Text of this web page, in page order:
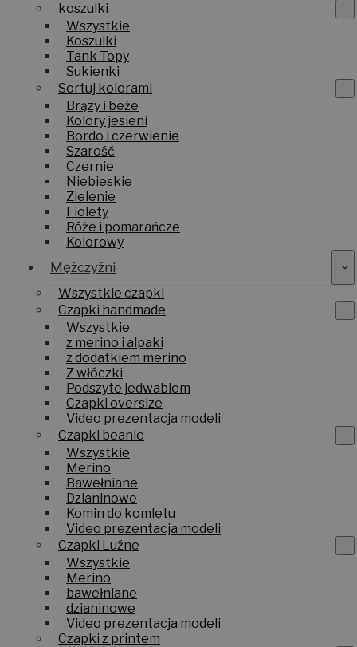
koszulki
Wszystkie
Koszulki
Tank Topy
Sukienki
Sortuj kolorami
Brązy i beże
Kolory jesieni
Bordo i czerwienie
Szarość
Czernie
Niebieskie
Zielenie
Fiolety
Róże i pomarańcze
Kolorowy
Mężczyźni
Wszystkie czapki
Czapki handmade
Wszystkie
z merino i alpaki
z dodatkiem merino
Z włóczki
Podszyte jedwabiem
Czapki oversize
Video prezentacja modeli
Czapki beanie
Wszystkie
Merino
Bawełniane
Dzianinowe
Komin do komletu
Video prezentacja modeli
Czapki Luźne
Wszystkie
Merino
bawełniane
dzianinowe
Video prezentacja modeli
Czapki z printem